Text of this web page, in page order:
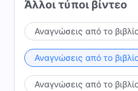
όσοι έχουν δει τον
δεχτούν το έργο Του.
δεν είναι του γούστου
αντιμετωπίζουν
την κανονική
τον Θεό, αντιθέτως Τον
Άλλοι τύποι βίντεο
Αναγνώσεις από το
Αναγνώσεις από το
Αναγνώσεις από το